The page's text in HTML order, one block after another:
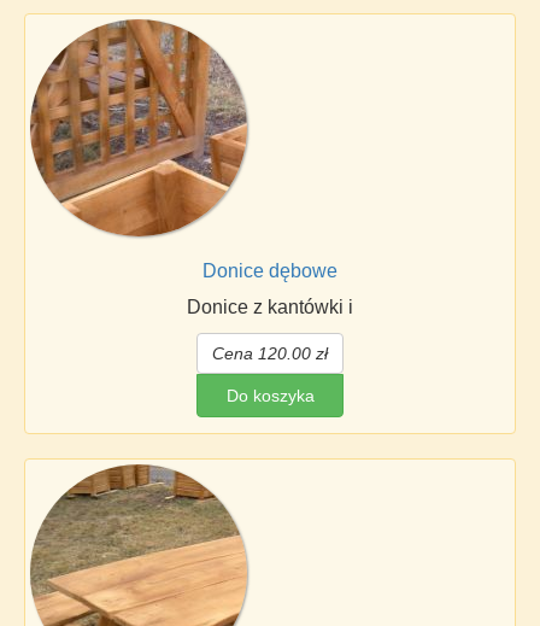
Donice dębowe
Donice z kantówki i
Cena 120.00 zł
Do koszyka